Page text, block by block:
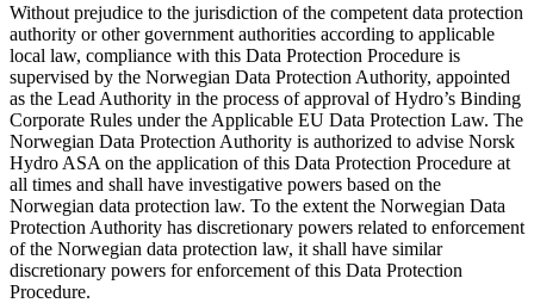
Without prejudice to the jurisdiction of the competent data protection
authority or other government authorities according to applicable
local law, compliance with this Data Protection Procedure is
supervised by the Norwegian Data Protection Authority, appointed
as the Lead Authority in the process of approval of Hydro’s Binding
Corporate Rules under the Applicable EU Data Protection Law. The
Norwegian Data Protection Authority is authorized to advise Norsk
Hydro ASA on the application of this Data Protection Procedure at
all times and shall have investigative powers based on the
Norwegian data protection law. To the extent the Norwegian Data
Protection Authority has discretionary powers related to enforcement
of the Norwegian data protection law, it shall have similar
discretionary powers for enforcement of this Data Protection
Procedure.